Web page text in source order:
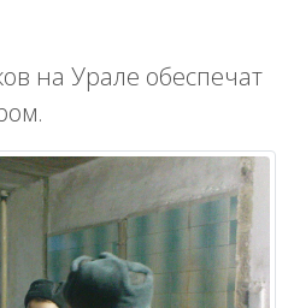
на Урале обеспечат